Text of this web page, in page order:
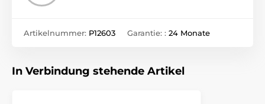
Artikelnummer: P12603 Garantie: : 24 Monate
In Verbindung stehende Artikel